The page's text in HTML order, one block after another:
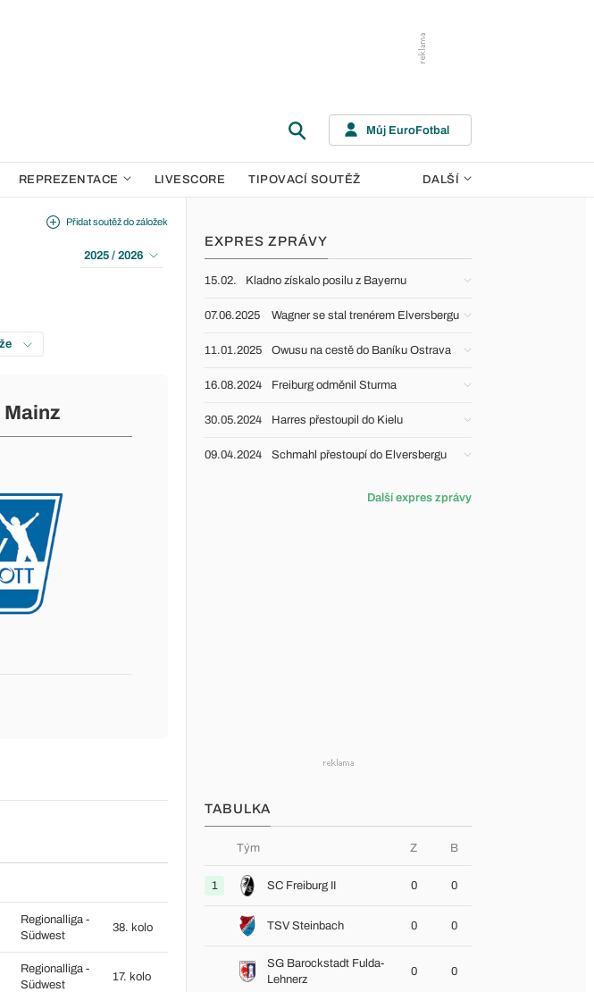
Můj EuroFotbal
REPREZENTACE LIVESCORE TIPOVACÍ SOUTĚŽ DALŠÍ
Přidat soutěž do záložek
2025 / 2026
Regionalliga -
Südwest
38. kolo
Regionalliga -
Südwest
17. kolo
EXPRES ZPRÁVY
15.02. Kladno získalo posilu z Bayernu
07.06.2025 Wagner se stal trenérem Elversbergu
11.01.2025 Owusu na cestě do Baníku Ostrava
16.08.2024 Freiburg odměnil Sturma
30.05.2024 Harres přestoupil do Kielu
09.04.2024 Schmahl přestoupí do Elversbergu
Další expres zprávy
TABULKA
Tým Z B
1 SC Freiburg II 0 0
TSV Steinbach 0 0
SG Barockstadt Fulda-
Lehnerz
0 0